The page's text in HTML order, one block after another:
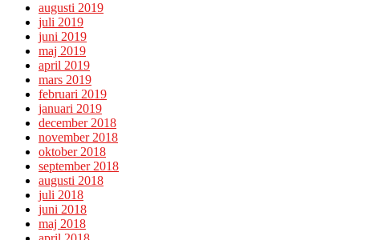
augusti 2019
juli 2019
juni 2019
maj 2019
april 2019
mars 2019
februari 2019
januari 2019
december 2018
november 2018
oktober 2018
september 2018
augusti 2018
juli 2018
juni 2018
maj 2018